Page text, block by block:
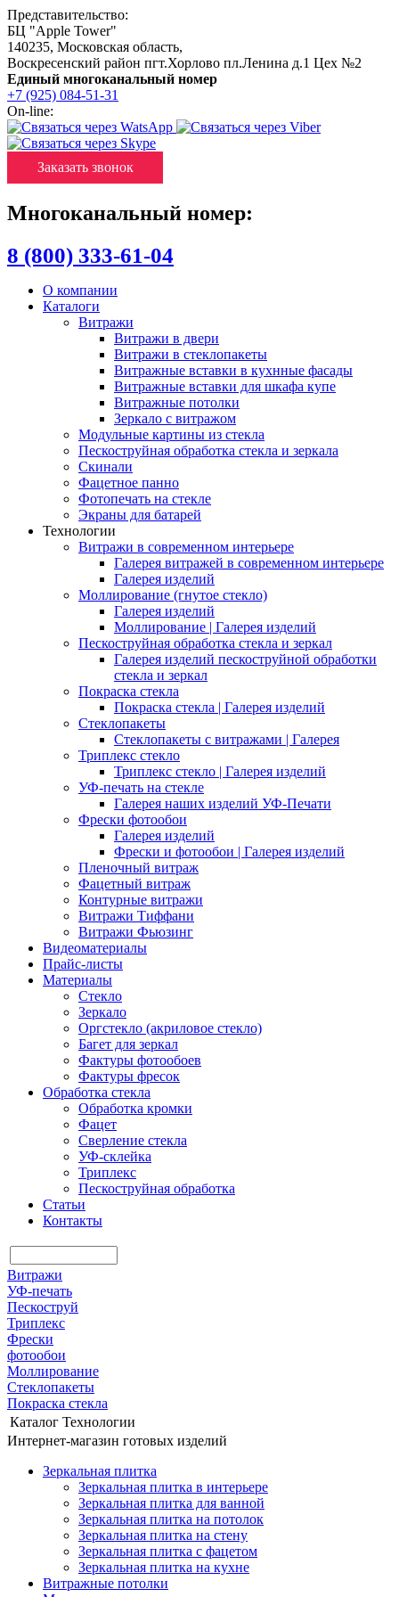
Представительство:
БЦ "Apple Tower"
140235, Московская область,
Воскресенский район пгт.Хорлово пл.Ленина д.1 Цех №2
Единый многоканальный номер
+7 (925) 084-51-31
On-line:
Заказать звонок
Многоканальный номер:
8 (800) 333-61-04
О компании
Каталоги
Витражи
Витражи в двери
Витражи в стеклопакеты
Витражные вставки в кухнные фасады
Витражные вставки для шкафа купе
Витражные потолки
Зеркало с витражом
Модульные картины из стекла
Пескоструйная обработка стекла и зеркала
Скинали
Фацетное панно
Фотопечать на стекле
Экраны для батарей
Технологии
Витражи в современном интерьере
Галерея витражей в современном интерьере
Галерея изделий
Моллирование (гнутое стекло)
Галерея изделий
Моллирование | Галерея изделий
Пескоструйная обработка стекла и зеркал
Галерея изделий пескоструйной обработки
стекла и зеркал
Покраска стекла
Покраска стекла | Галерея изделий
Стеклопакеты
Стеклопакеты с витражами | Галерея
Триплекс стекло
Триплекс стекло | Галерея изделий
УФ-печать на стекле
Галерея наших изделий УФ-Печати
Фрески фотообои
Галерея изделий
Фрески и фотообои | Галерея изделий
Пленочный витраж
Фацетный витраж
Контурные витражи
Витражи Тиффани
Витражи Фьюзинг
Видеоматериалы
Прайс-листы
Материалы
Стекло
Зеркало
Оргстекло (акриловое стекло)
Багет для зеркал
Фактуры фотообоев
Фактуры фресок
Обработка стекла
Обработка кромки
Фацет
Сверление стекла
УФ-склейка
Триплекс
Пескоструйная обработка
Статьи
Контакты
Витражи
УФ-печать
Пескоструй
Триплекс
Фрески
фотообои
Моллирование
Стеклопакеты
Покраска стекла
Каталог Технологии
Интернет-магазин готовых изделий
Зеркальная плитка
Зеркальная плитка в интерьере
Зеркальная плитка для ванной
Зеркальная плитка на потолок
Зеркальная плитка на стену
Зеркальная плитка с фацетом
Зеркальная плитка на кухне
Витражные потолки